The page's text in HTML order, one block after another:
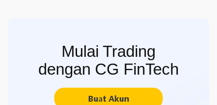
Mulai Trading
dengan CG FinTech
Buat Akun